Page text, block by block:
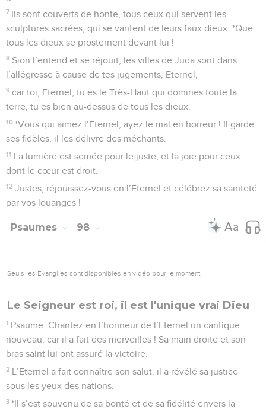
7 Ils sont couverts de honte, tous ceux qui servent les
sculptures sacrées, qui se vantent de leurs faux dieux. *Que
tous les dieux se prosternent devant lui !
8 Sion l’entend et se réjouit, les villes de Juda sont dans
l’allégresse à cause de tes jugements, Eternel,
9 car toi, Eternel, tu es le Très-Haut qui domines toute la
terre, tu es bien au-dessus de tous les dieux.
10 *Vous qui aimez l’Eternel, ayez le mal en horreur ! Il garde
ses fidèles, il les délivre des méchants.
11 La lumière est semée pour le juste, et la joie pour ceux
dont le cœur est droit.
12 Justes, réjouissez-vous en l’Eternel et célébrez sa sainteté
par vos louanges !
Psaumes 98
Seuls les Évangiles sont disponibles en vidéo pour le moment.
Le Seigneur est roi, il est l'unique vrai Dieu
1 Psaume. Chantez en l’honneur de l’Eternel un cantique
nouveau, car il a fait des merveilles ! Sa main droite et son
bras saint lui ont assuré la victoire.
2 L’Eternel a fait connaître son salut, il a révélé sa justice
sous les yeux des nations.
3 *Il s’est souvenu de sa bonté et de sa fidélité envers la